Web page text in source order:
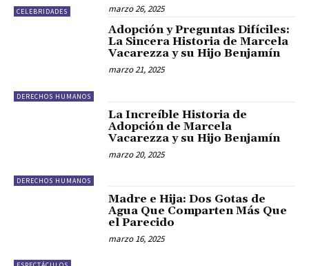
CELEBRIDADES marzo 26, 2025
DERECHOS HUMANOS
Adopción y Preguntas Difíciles:
La Sincera Historia de Marcela
Vacarezza y su Hijo Benjamín
marzo 21, 2025
DERECHOS HUMANOS
La Increíble Historia de
Adopción de Marcela
Vacarezza y su Hijo Benjamín
marzo 20, 2025
Madre e Hija: Dos Gotas de
Agua Que Comparten Más Que
el Parecido
marzo 16, 2025